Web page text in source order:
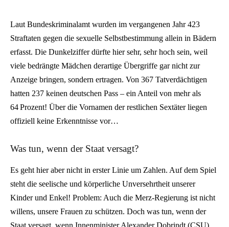
Laut Bundeskriminalamt wurden im vergangenen Jahr 423
Straftaten gegen die sexuelle Selbstbestimmung allein in Bädern
erfasst. Die Dunkelziffer dürfte hier sehr, sehr hoch sein, weil
viele bedrängte Mädchen derartige Übergriffe gar nicht zur
Anzeige bringen, sondern ertragen. Von 367 Tatverdächtigen
hatten 237 keinen deutschen Pass – ein Anteil von mehr als
64 Prozent! Über die Vornamen der restlichen Sextäter liegen
offiziell keine Erkenntnisse vor…
Was tun, wenn der Staat versagt?
Es geht hier aber nicht in erster Linie um Zahlen. Auf dem Spiel
steht die seelische und körperliche Unversehrtheit unserer
Kinder und Enkel! Problem: Auch die Merz-Regierung ist nicht
willens, unsere Frauen zu schützen. Doch was tun, wenn der